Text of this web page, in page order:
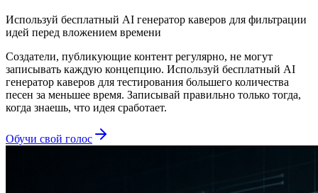
Используй бесплатный AI генератор каверов для фильтрации
идей перед вложением времени
Создатели, публикующие контент регулярно, не могут
записывать каждую концепцию. Используй бесплатный AI
генератор каверов для тестирования большего количества
песен за меньшее время. Записывай правильно только тогда,
когда знаешь, что идея сработает.
Обучи свой голос